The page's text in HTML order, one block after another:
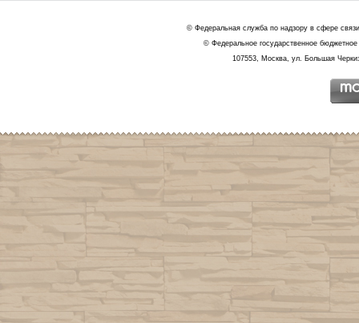
© Федеральная служба по надзору в сфере
© Федеральное государственное
107553, Москва, ул. Большая